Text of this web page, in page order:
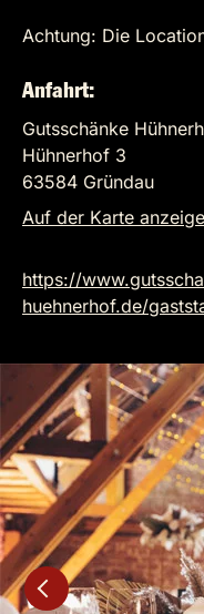
Achtung: Die
Anfahrt:
Gutsschänke
Hühnerhof 3
63584 Gründau
Auf der Karte
https://
huehnerhof.de/